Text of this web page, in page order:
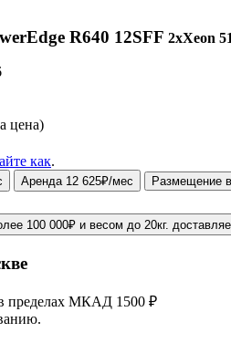
R640 12SFF 2xXeon
цена)
как.
Аренда 12 625₽/мес Размещение
100 000₽ и весом до 20кг.
пределах МКАД 1500 ₽